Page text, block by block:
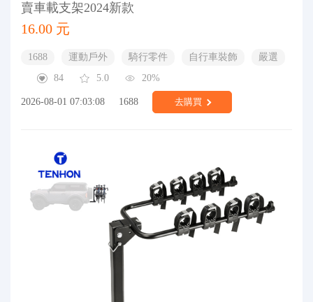
賣車載支架2024新款
16.00 元
1688 運動戶外 騎行零件 自行車裝飾
嚴選
84
5.0 20%
2026-08-01 07:03:08 1688 去購買